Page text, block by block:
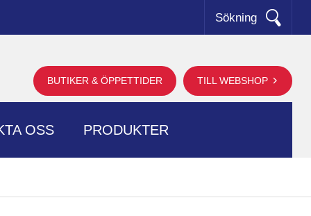
Sökning
TILL WEBSHOP
BUTIKER & ÖPPETTIDER
OSS PRODUKTER